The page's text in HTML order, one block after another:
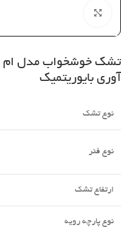
تشک خوشخواب مدل ام
آوری بایوریتمیک
نوع تشک
نوع فنر
ارتفاع تشک
نوع پارچه رویه